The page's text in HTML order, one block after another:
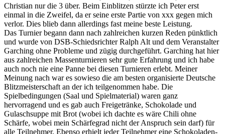
Christian nur die 3 über. Beim Einblitzen stürzte ich Peter erst
einmal in die Zweifel, da er seine erste Partie von xxx gegen mich
verlor. Dies blieb dann allerdings fast meine beste Leistung.
Das Turnier begann dann nach zahlreichen kurzen Reden pünktlich
und wurde von DSB-Schiedsrichter Ralph Alt und dem Veranstalter
Garching ohne Probleme und zügig durchgeführt. Garching hat hier
aus zahlreichen Massenturnieren sehr gute Erfahrung und ich habe
auch noch nie eine Panne bei diesen Turnieren erlebt. Meiner
Meinung nach war es sowieso die am besten organisierte Deutsche
Blitzmeisterschaft an der ich teilgenommen habe. Die
Spielbedingungen (Saal und Spielmaterial) waren ganz
hervorragend und es gab auch Freigetränke, Schokolade und
Gulaschsuppe mit Brot (wobei ich dachte es wäre Chili ohne
Schärfe, wobei mein Schärfegrad nicht der Anspruch sein darf) für
alle Teilnehmer. Ebenso erhielt jeder Teilnehmer eine Schokoladen-